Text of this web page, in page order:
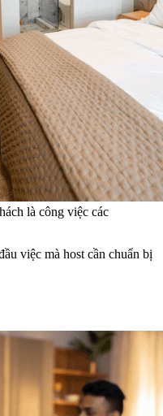
là công việc các
việc mà host cần chuẩn bị